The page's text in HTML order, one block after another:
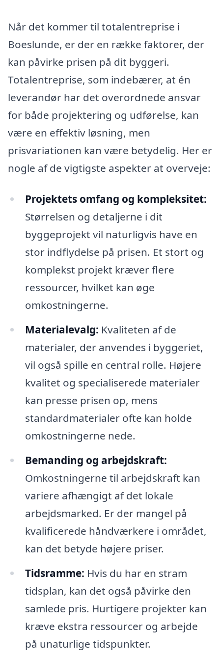
Når det kommer til totalentreprise i
Boeslunde, er der en række faktorer, der
kan påvirke prisen på dit byggeri.
Totalentreprise, som indebærer, at én
leverandør har det overordnede ansvar
for både projektering og udførelse, kan
være en effektiv løsning, men
prisvariationen kan være betydelig. Her er
nogle af de vigtigste aspekter at overveje:
Projektets omfang og kompleksitet:
Størrelsen og detaljerne i dit
byggeprojekt vil naturligvis have en
stor indflydelse på prisen. Et stort og
komplekst projekt kræver flere
ressourcer, hvilket kan øge
omkostningerne.
Materialevalg: Kvaliteten af de
materialer, der anvendes i byggeriet,
vil også spille en central rolle. Højere
kvalitet og specialiserede materialer
kan presse prisen op, mens
standardmaterialer ofte kan holde
omkostningerne nede.
Bemanding og arbejdskraft:
Omkostningerne til arbejdskraft kan
variere afhængigt af det lokale
arbejdsmarked. Er der mangel på
kvalificerede håndværkere i området,
kan det betyde højere priser.
Tidsramme: Hvis du har en stram
tidsplan, kan det også påvirke den
samlede pris. Hurtigere projekter kan
kræve ekstra ressourcer og arbejde
på unaturlige tidspunkter.